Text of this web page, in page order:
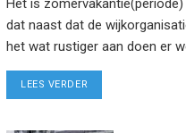
Het is
dat naast dat de
het wat rustiger aan doen er
LEES VERDER